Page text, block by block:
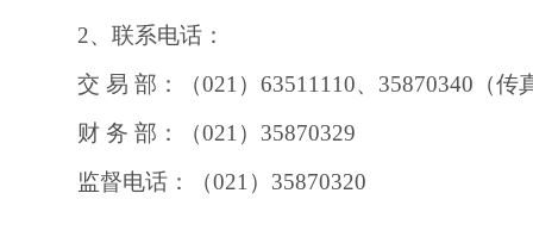
2、联系电话：
交 易 部：（021 ）63511110、 35870340 （传
财 务 部：（021 ） 35870329
监督电话：（021 ） 35870320